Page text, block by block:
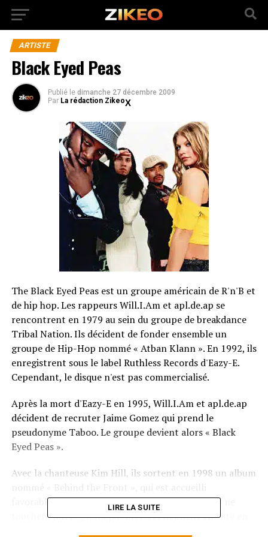
ARTISTE
Black Eyed Peas
Publié le dimanche 27 décembre 2009
Par La rédaction Zikeo
The Black Eyed Peas est un groupe américain de R'n'B et
de hip hop. Les rappeurs Will.I.Am et apl.de.ap se
rencontrent en 1979 au sein du groupe de breakdance
Tribal Nation. Ils décident de fonder ensemble un
groupe de Hip-Hop nommé « Atban Klann ». En 1992, ils
enregistrent sous le label Ruthless Records d'Eazy-E.
Cependant, le disque n'est pas commercialisé.
Après la mort d'Eazy-E en 1995, Will.I.Am et apl.de.ap
décident de recruter Jaime Gomez qui prend le
pseudonyme Taboo. Le groupe devient alors « Black
Eyed Peas ».
Avec la chanteuse Kim Hill, ils sortent en 1998 un album
favorablement par les critiques hip-hop mais qui ne
touchera pas le grand public. Ils reviennent ensuite en
LIRE LA SUITE